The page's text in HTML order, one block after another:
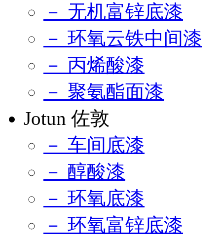
－ 无机富锌底漆
－ 环氧云铁中间漆
－ 丙烯酸漆
－ 聚氨酯面漆
Jotun 佐敦
－ 车间底漆
－ 醇酸漆
－ 环氧底漆
－ 环氧富锌底漆